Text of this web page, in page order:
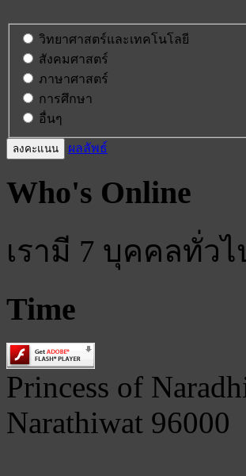
วิทยาศาสตร์และเทคโนโลยี
สังคมศาสตร์
ภาษาศาสตร์
การศึกษา
อื่นๆ
ผลลัพธ์
Who's Online
เรามี 7 บุคคลทั่ว
Time
Princess of
Narathiwat 96000